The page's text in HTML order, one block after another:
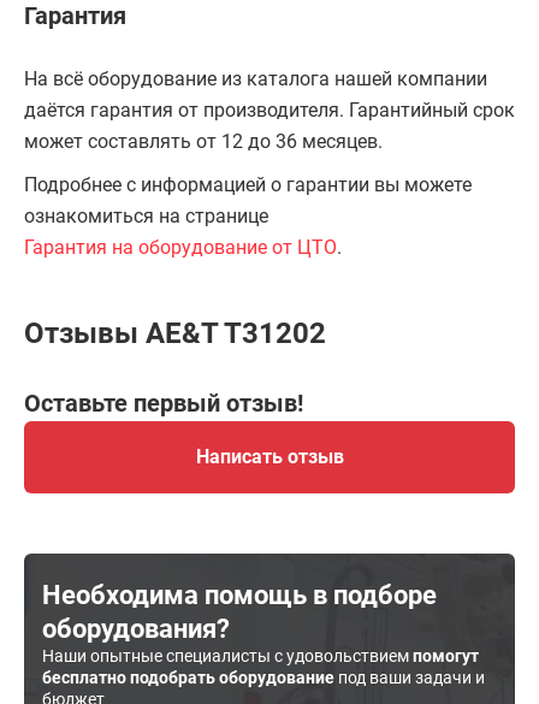
Гарантия
На всё оборудование из каталога нашей компании
даётся гарантия от производителя. Гарантийный срок
может составлять от 12 до 36 месяцев.
Подробнее с информацией о гарантии вы можете
ознакомиться на странице
Гарантия на оборудование от ЦТО.
Отзывы AE&T T31202
Оставьте первый отзыв!
Написать отзыв
Необходима помощь в подборе
оборудования?
Наши опытные специалисты с удовольствиемпомогут
бесплатно подобрать оборудование под ваши задачи и
бюджет